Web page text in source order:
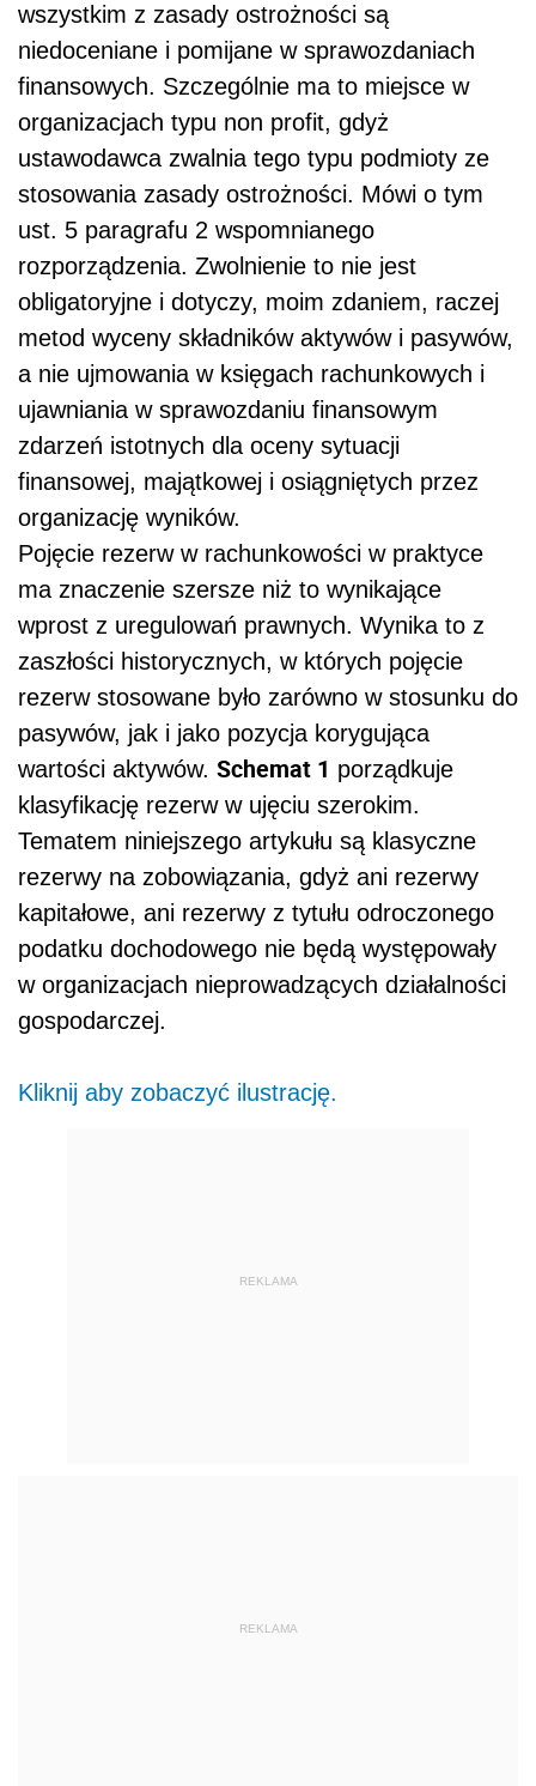
wszystkim z zasady ostrożności są
niedoceniane i pomijane w sprawozdaniach
finansowych. Szczególnie ma to miejsce w
organizacjach typu non profit, gdyż
ustawodawca zwalnia tego typu podmioty ze
stosowania zasady ostrożności. Mówi o tym
ust. 5 paragrafu 2 wspomnianego
rozporządzenia. Zwolnienie to nie jest
obligatoryjne i dotyczy, moim zdaniem, raczej
metod wyceny składników aktywów i pasywów,
a nie ujmowania w księgach rachunkowych i
ujawniania w sprawozdaniu finansowym
zdarzeń istotnych dla oceny sytuacji
finansowej, majątkowej i osiągniętych przez
organizację wyników.
Pojęcie rezerw w rachunkowości w praktyce
ma znaczenie szersze niż to wynikające
wprost z uregulowań prawnych. Wynika to z
zaszłości historycznych, w których pojęcie
rezerw stosowane było zarówno w stosunku do
pasywów, jak i jako pozycja korygująca
wartości aktywów. Schemat 1 porządkuje
klasyfikację rezerw w ujęciu szerokim.
Tematem niniejszego artykułu są klasyczne
rezerwy na zobowiązania, gdyż ani rezerwy
kapitałowe, ani rezerwy z tytułu odroczonego
podatku dochodowego nie będą występowały
w organizacjach nieprowadzących działalności
gospodarczej.
Kliknij aby zobaczyć ilustrację.
REKLAMA
REKLAMA